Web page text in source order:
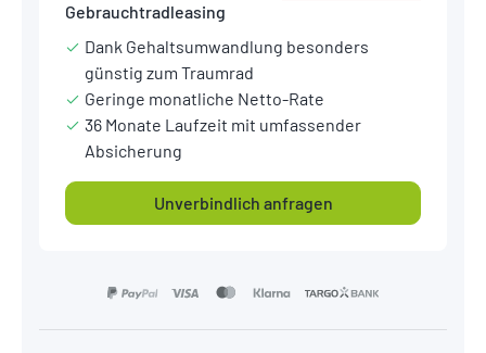
Gebrauchtradleasing
Dank Gehaltsumwandlung besonders
günstig zum Traumrad
Geringe monatliche Netto-Rate
36 Monate Laufzeit mit umfassender
Absicherung
Unverbindlich anfragen